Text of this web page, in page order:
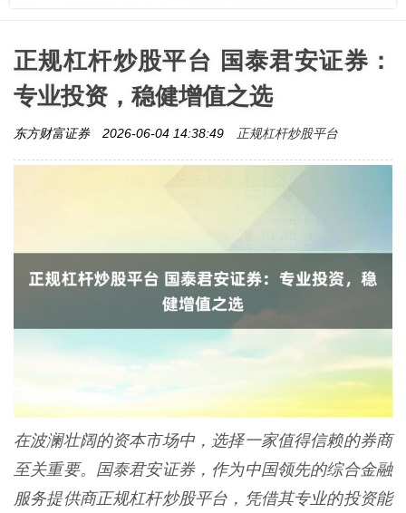
正规杠杆炒股平台 国泰君安证券：
专业投资，稳健增值之选
东方财富证券 2026-06-04 14:38:49 正规杠杆炒股平台
在波澜壮阔的资本市场中，选择一家值得信赖的券商
至关重要。国泰君安证券，作为中国领先的综合金融
服务提供商正规杠杆炒股平台，凭借其专业的投资能